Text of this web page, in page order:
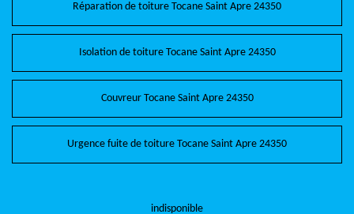
Réparation de toiture Tocane Saint Apre 24350
Isolation de toiture Tocane Saint Apre 24350
Couvreur Tocane Saint Apre 24350
Urgence fuite de toiture Tocane Saint Apre 24350
indisponible